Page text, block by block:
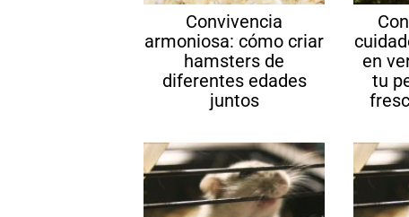
Convivencia
armoniosa: cómo criar
hamsters de
diferentes edades
juntos
en
tu